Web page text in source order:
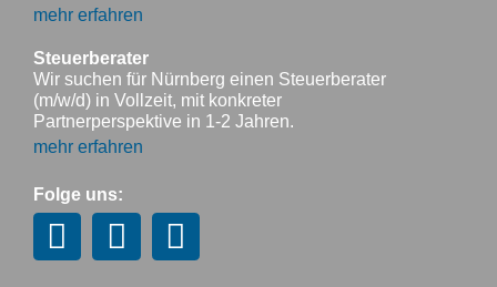
mehr erfahren
Steuerberater
Wir suchen für Nürnberg einen Steuerberater
(m/w/d) in Vollzeit, mit konkreter
Partnerperspektive in 1-2 Jahren.
mehr erfahren
Folge uns: